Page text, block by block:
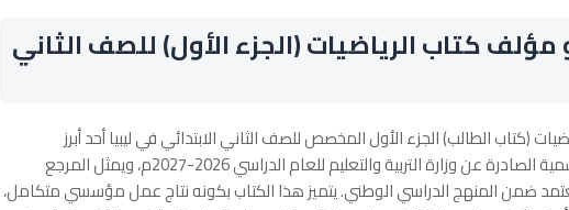
كتاب الرياضيات (الجزء الأول) للصف الثاني
(كتاب الطالب) الجزء الأول المخصص للصف الثاني الابتدائي في ليبيا أحد أبرز
الإصدارات الرسمية الصادرة عن وزارة التربية والتعليم للعام الدراسي 2026-2027م، ويمثل المرجع
ضمن المنهج الدراسي الوطني. يتميز هذا الكتاب بكونه نتاج عمل مؤسسي متكامل،